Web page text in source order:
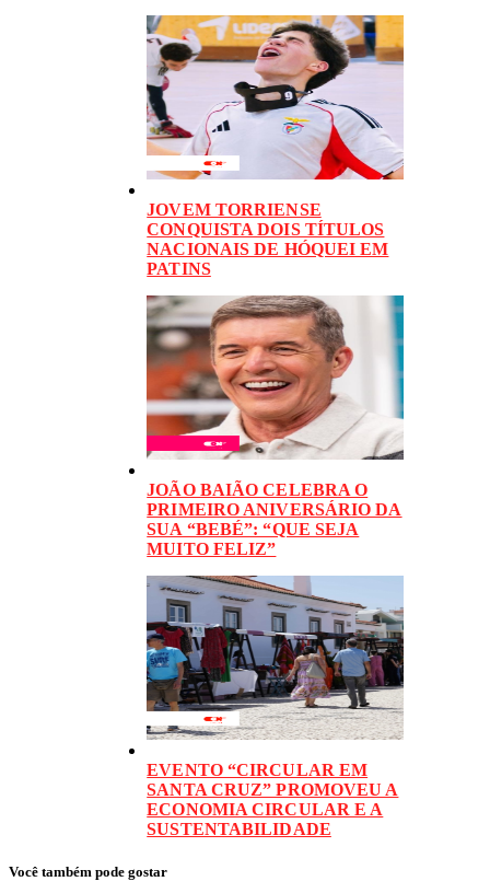
JOVEM TORRIENSE
CONQUISTA DOIS TÍTULOS
NACIONAIS DE HÓQUEI EM
PATINS
JOÃO BAIÃO CELEBRA O
PRIMEIRO ANIVERSÁRIO DA
SUA “BEBÉ”: “QUE SEJA
MUITO FELIZ”
EVENTO “CIRCULAR EM
SANTA CRUZ” PROMOVEU A
ECONOMIA CIRCULAR E A
SUSTENTABILIDADE
Você também pode gostar